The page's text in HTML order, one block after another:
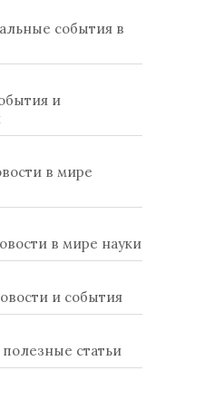
события в
и
в мире
в мире науки
и события
статьи